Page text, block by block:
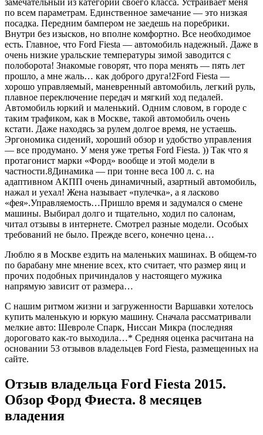
замечательный из категории своего класса. Устраивает меня
по всем параметрам. Единственное замечание — это низкая
посадка. Передним бампером не заедешь на поребрики.
Внутри без изысков, но вполне комфортно. Все необходимое
есть. Главное, что Ford Fiesta — автомобиль надежный. Даже в
очень низкие уральские температуры зимой заводится с
полоборота! Знакомые говорят, что пора менять — пять лет
прошло, а мне жаль… как доброго друга!2Ford Fiesta —
хорошо управляемый, маневренный автомобиль, легкий руль,
плавное переключение передач и мягкий ход педалей.
Автомобиль юркий и маленький. Одним словом, в городе с
таким трафиком, как в Москве, такой автомобиль очень
кстати. Даже находясь за рулем долгое время, не устаешь.
Эргономика сидений, хороший обзор и удобство управления
— все продумано. У меня уже третья Ford Fiesta. )) Так что я
протагонист марки «Форд» вообще и этой модели в
частности.8Динамика — при тонне веса 100 л. с. на
адаптивном АКПП очень динамичный, азартный автомобиль,
нажал и уехал! Жена называет «пулечка», а я ласково
«фея».Управляемость…Пришло время и задумался о смене
машины. Выбирал долго и тщательно, ходил по салонам,
читал отзывы в интернете. Смотрел разные модели. Особых
требований не было. Прежде всего, конечно цена…
Люблю я в Москве ездить на маленьких машинах. В общем-то
по барабану мне мнение всех, кто считает, что размер яиц и
прочих подобных причиндалов у настоящего мужика
напрямую зависит от размера…
С нашим ритмом жизни и загруженности Варшавки хотелось
купить маленькую и юркую машину. Сначала рассматривали
мелкие авто: Шевроле Спарк, Ниссан Микра (последняя
дороговато как-то выходила…* Средняя оценка расчитана на
основании 53 отзывов владельцев Ford Fiesta, размещенных на
сайте.
Отзыв владельца Ford Fiesta 2015.
Обзор Форд Фиеста. 8 месяцев
владения